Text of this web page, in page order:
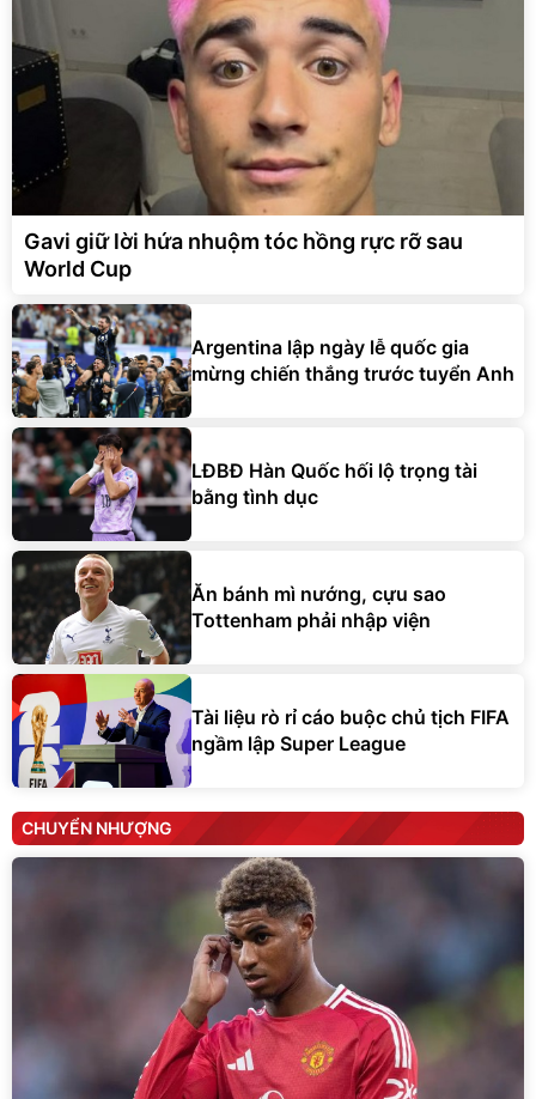
Gavi giữ lời hứa nhuộm tóc hồng rực rỡ sau
World Cup
Argentina lập ngày lễ quốc gia
mừng chiến thắng trước tuyển Anh
LĐBĐ Hàn Quốc hối lộ trọng tài
bằng tình dục
Ăn bánh mì nướng, cựu sao
Tottenham phải nhập viện
Tài liệu rò rỉ cáo buộc chủ tịch FIFA
ngầm lập Super League
CHUYỂN NHƯỢNG